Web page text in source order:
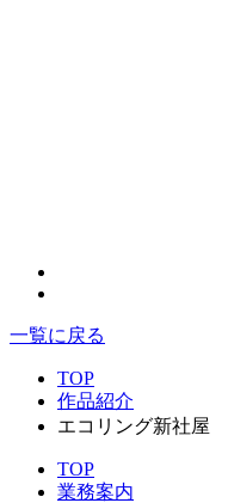
一覧に戻る
TOP
作品紹介
エコリング新社屋
TOP
業務案内